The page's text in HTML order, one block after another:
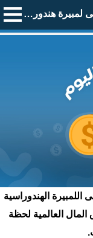
تحويل من دولار جزر سليمان إلى لمبيرة هندوراسية
اللمبيرة الهندوراسية
العالمية لحظة